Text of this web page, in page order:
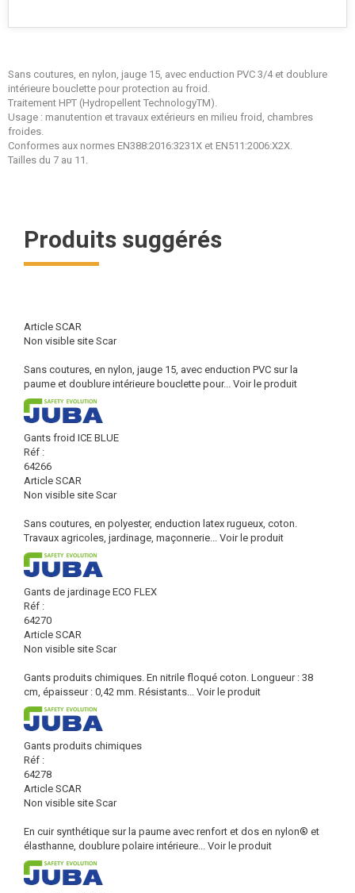
Sans coutures, en nylon, jauge 15, avec enduction PVC 3/4 et doublure
intérieure bouclette pour protection au froid.
Traitement HPT (Hydropellent TechnologyTM).
Usage : manutention et travaux extérieurs en milieu froid, chambres
froides.
Conformes aux normes EN388:2016:3231X et EN511:2006:X2X.
Tailles du 7 au 11.
Produits suggérés
Article SCAR
Non visible site Scar
Sans coutures, en nylon, jauge 15, avec enduction PVC sur la
paume et doublure intérieure bouclette pour... Voir le produit
Gants froid ICE BLUE
Réf :
64266
Article SCAR
Non visible site Scar
Sans coutures, en polyester, enduction latex rugueux, coton.
Travaux agricoles, jardinage, maçonnerie... Voir le produit
Gants de jardinage ECO FLEX
Réf :
64270
Article SCAR
Non visible site Scar
Gants produits chimiques. En nitrile floqué coton. Longueur : 38
cm, épaisseur : 0,42 mm. Résistants... Voir le produit
Gants produits chimiques
Réf :
64278
Article SCAR
Non visible site Scar
En cuir synthétique sur la paume avec renfort et dos en nylon® et
élasthanne, doublure polaire intérieure... Voir le produit